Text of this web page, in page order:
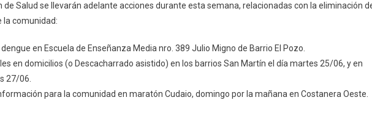
de Salud se llevarán adelante acciones durante esta semana, relacionadas con la eliminación
la comunidad:
en Escuela de Enseñanza Media nro. 389 Julio Migno de Barrio El Pozo.
en domicilios (o Descacharrado asistido) en los barrios San Martín el día martes 25/06, y en
27/06.
para la comunidad en maratón Cudaio, domingo por la mañana en Costanera Oeste.